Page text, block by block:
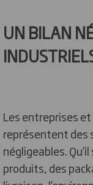
UN BILAN
Les entreprises et
représentent des
négligeables.
produits, des